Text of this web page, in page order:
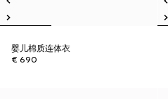
婴儿棉质连体衣
€ 690